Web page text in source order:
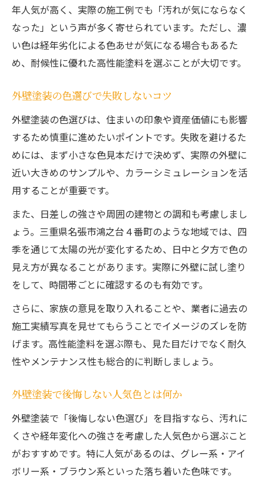
年人気が高く、実際の施工例でも「汚れが気にならなく
なった」という声が多く寄せられています。ただし、濃
い色は経年劣化による色あせが気になる場合もあるた
め、耐候性に優れた高性能塗料を選ぶことが大切です。
外壁塗装の色選びで失敗しないコツ
外壁塗装の色選びは、住まいの印象や資産価値にも影響
するため慎重に進めたいポイントです。失敗を避けるた
めには、まず小さな色見本だけで決めず、実際の外壁に
近い大きめのサンプルや、カラーシミュレーションを活
用することが重要です。
また、日差しの強さや周囲の建物との調和も考慮しまし
ょう。三重県名張市鴻之台４番町のような地域では、四
季を通じて太陽の光が変化するため、日中と夕方で色の
見え方が異なることがあります。実際に外壁に試し塗り
をして、時間帯ごとに確認するのも有効です。
さらに、家族の意見を取り入れることや、業者に過去の
施工実績写真を見せてもらうことでイメージのズレを防
げます。高性能塗料を選ぶ際も、見た目だけでなく耐久
性やメンテナンス性も総合的に判断しましょう。
外壁塗装で後悔しない人気色とは何か
外壁塗装で「後悔しない色選び」を目指すなら、汚れに
くさや経年変化への強さを考慮した人気色から選ぶこと
がおすすめです。特に人気があるのは、グレー系・アイ
ボリー系・ブラウン系といった落ち着いた色味です。